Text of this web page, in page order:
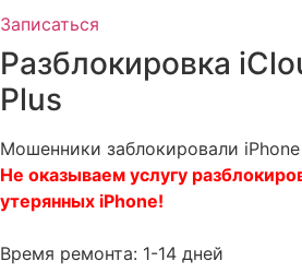
Записаться
Разблокировка
Plus
Мошенники заблокировали
Не оказываем услугу
утерянных iPhone!
Время ремонта: 1-14 дней